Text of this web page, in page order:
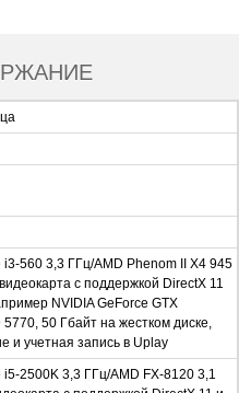
560 3,3 ГГц/AMD Phenom II X4 945
с поддержкой DirectX 11
NVIDIA GeForce GTX
50 Гбайт на жестком диске,
и учетная запись в Uplay
2500K 3,3 ГГц/AMD FX-8120 3,1